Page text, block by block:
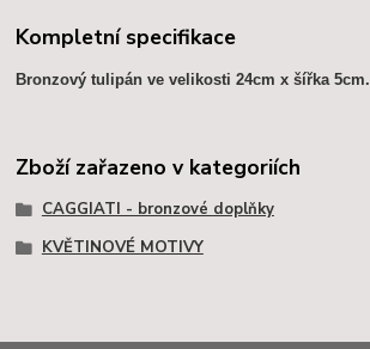
Kompletní specifikace
Bronzový tulipán ve velikosti 24cm x šířka 5cm.
Zboží zařazeno v kategoriích
CAGGIATI - bronzové doplňky
KVĚTINOVÉ MOTIVY